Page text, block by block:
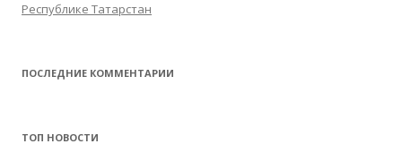
Республике Татарстан
ПОСЛЕДНИЕ КОММЕНТАРИИ
ТОП НОВОСТИ